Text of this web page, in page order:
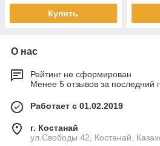
Купить
О нас
Рейтинг не сформирован
Менее 5 отзывов за последний
Работает с 01.02.2019
г. Костанай
ул.Свободы 42, Костанай,